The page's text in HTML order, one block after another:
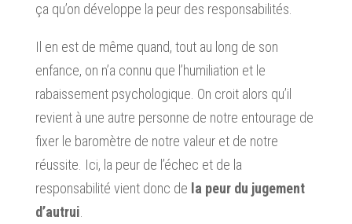
ça qu’on développe la peur des responsabilités.
Il en est de même quand, tout au long de son
enfance, on n’a connu que l’humiliation et le
rabaissement psychologique. On croit alors qu’il
revient à une autre personne de notre entourage de
fixer le baromètre de notre valeur et de notre
réussite. Ici, la peur de l’échec et de la
responsabilité vient donc de la peur du jugement
d’autrui.